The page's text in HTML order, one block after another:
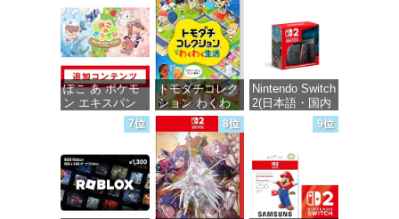
価格：¥1,000
価格：¥5,645
ぽこ あ ポケモ
ン エキスパン
ションパス|オン
ラインコード版
価格：¥4,400
トモダチコレク
ション わくわ
く生活 -Switch
価格：¥6,144
Nintendo Switch
2(日本語・国内
7位 8位 9位